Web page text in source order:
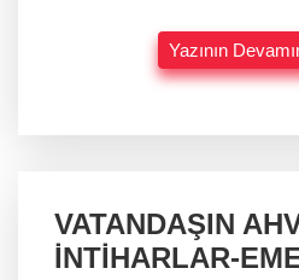
Yazının
VATANDAŞIN
İNTİHARLAR-